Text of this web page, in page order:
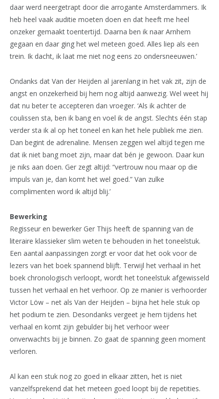
daar werd neergetrapt door die arrogante Amsterdammers. Ik
heb heel vaak auditie moeten doen en dat heeft me heel
onzeker gemaakt toentertijd. Daarna ben ik naar Arnhem
gegaan en daar ging het wel meteen goed. Alles liep als een
trein. Ik dacht, ik laat me niet nog eens zo ondersneeuwen.’
Ondanks dat Van der Heijden al jarenlang in het vak zit, zijn de
angst en onzekerheid bij hem nog altijd aanwezig. Wel weet hij
dat nu beter te accepteren dan vroeger. ‘Als ik achter de
coulissen sta, ben ik bang en voel ik de angst. Slechts één stap
verder sta ik al op het toneel en kan het hele publiek me zien.
Dan begint de adrenaline. Mensen zeggen wel altijd tegen me
dat ik niet bang moet zijn, maar dat bén je gewoon. Daar kun
je niks aan doen. Ger zegt altijd: “vertrouw nou maar op die
impuls van je, dan komt het wel goed.” Van zulke
complimenten word ik altijd blij.’
Bewerking
Regisseur en bewerker Ger Thijs heeft de spanning van de
literaire klassieker slim weten te behouden in het toneelstuk.
Een aantal aanpassingen zorgt er voor dat het ook voor de
lezers van het boek spannend blijft. Terwijl het verhaal in het
boek chronologisch verloopt, wordt het toneelstuk afgewisseld
tussen het verhaal en het verhoor. Op ze manier is verhoorder
Victor Löw – net als Van der Heijden – bijna het hele stuk op
het podium te zien. Desondanks vergeet je hem tijdens het
verhaal en komt zijn gebulder bij het verhoor weer
onverwachts bij je binnen. Zo gaat de spanning geen moment
verloren.
Al kan een stuk nog zo goed in elkaar zitten, het is niet
vanzelfsprekend dat het meteen goed loopt bij de repetities.